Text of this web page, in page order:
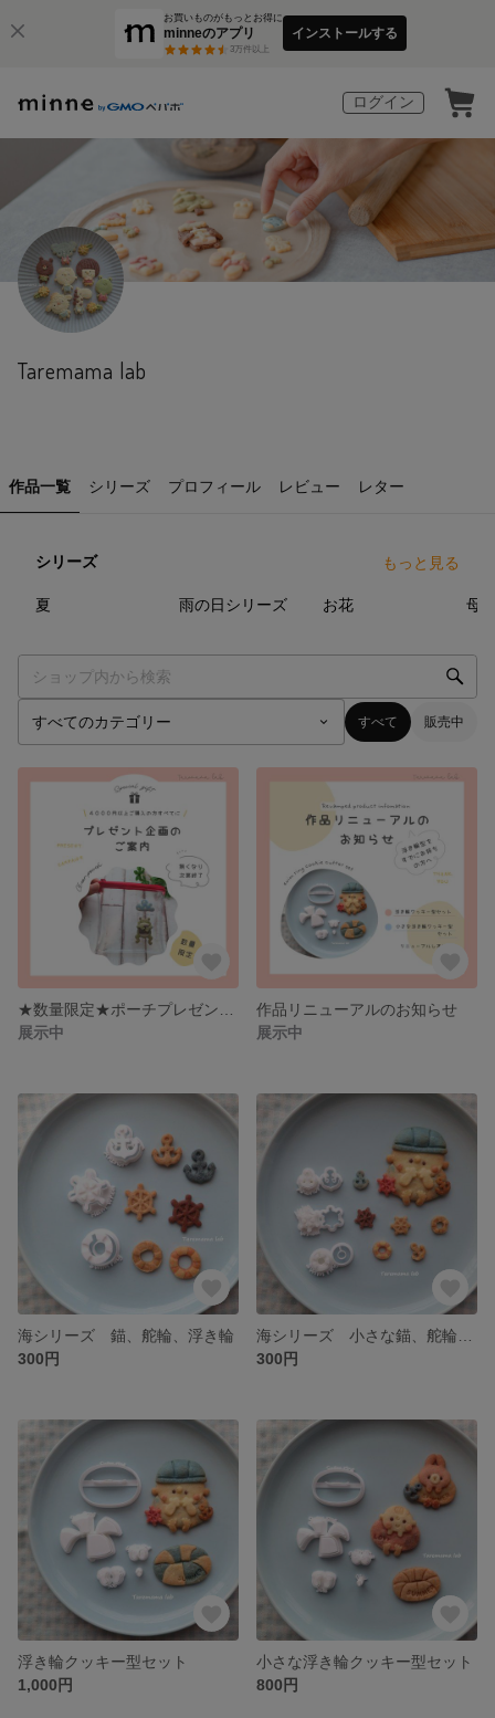
お買いものがもっとお得に
minneのアプリ
3万件以上
インストールする
ログイン
Taremama lab
作品一覧 シリーズ プロフィール レビュー レター
シリーズ もっと見る
夏 雨の日シリーズ お花 母
すべて 販売中
展示中
作品リニューアルのお知らせ
展示中
海シリーズ 錨、舵輪、浮き輪
300円
300円
浮き輪クッキー型セット
1,000円
小さな浮き輪クッキー型セット
800円